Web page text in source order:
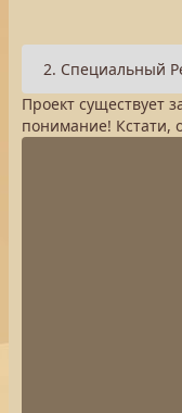
Проект существует
понимание! Кстати,